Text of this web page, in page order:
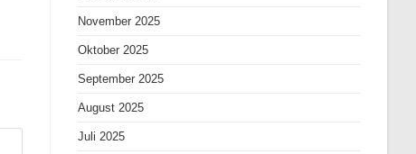
November 2025
Oktober 2025
September 2025
August 2025
Juli 2025